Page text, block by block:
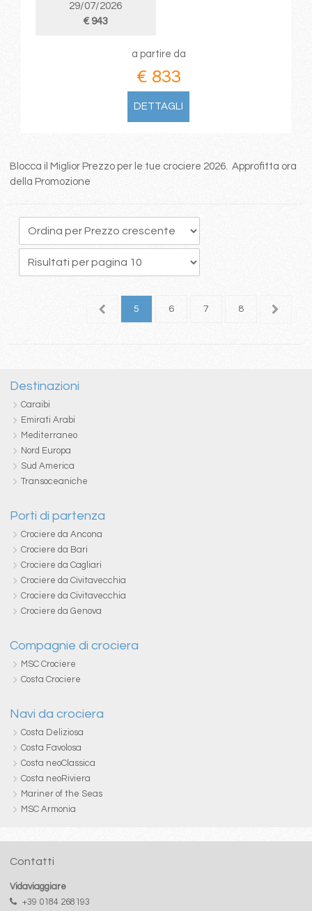
29/07/2026
€ 943
a partire da
€ 833
DETTAGLI
Blocca il Miglior Prezzo per le tue crociere 2026. Approfitta ora
della Promozione
4 5 6 7 8 9
Destinazioni
Caraibi
Emirati Arabi
Mediterraneo
Nord Europa
Sud America
Transoceaniche
Porti di partenza
Crociere da Ancona
Crociere da Bari
Crociere da Cagliari
Crociere da Civitavecchia
Crociere da Civitavecchia
Crociere da Genova
Compagnie di crociera
MSC Crociere
Costa Crociere
Navi da crociera
Costa Deliziosa
Costa Favolosa
Costa neoClassica
Costa neoRiviera
Mariner of the Seas
MSC Armonia
Contatti
Vidaviaggiare
+39 0184 268193